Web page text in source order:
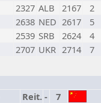
2327 ALB 2167
2
2638 NED 2617
5
2539 SRB 2624
4
2707 UKR 2714 7
Reit. -
7